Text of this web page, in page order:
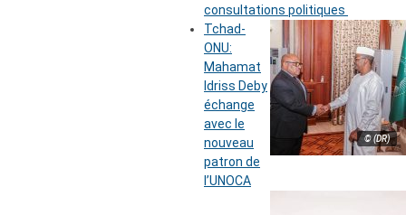
consultations politiques
© (DR)
Tchad-
ONU:
Mahamat
Idriss Deby
échange
avec le
nouveau
patron de
l’UNOCA